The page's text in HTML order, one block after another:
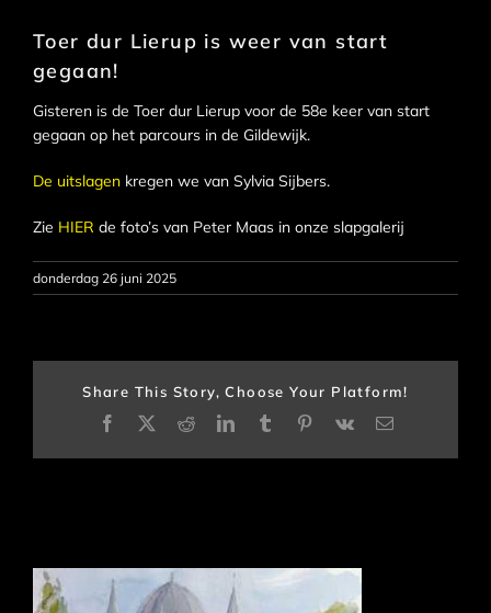
Toer dur Lierup is weer van start
gegaan!
Gisteren is de Toer dur Lierup voor de 58e keer van start
gegaan op het parcours in de Gildewijk.
De uitslagen kregen we van Sylvia Sijbers.
Zie HIER de foto’s van Peter Maas in onze slapgalerij
donderdag 26 juni 2025
Share This Story, Choose Your Platform!
Facebook
X RedditLinkedInTumblrPinterest
Vk
E-